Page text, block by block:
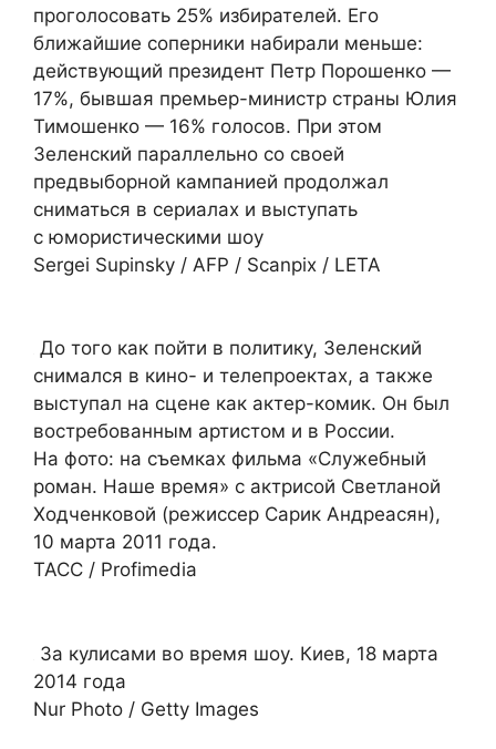
проголосовать 25% избирателей. Его
ближайшие соперники набирали меньше:
действующий президент Петр Порошенко —
17%, бывшая премьер-министр страны Юлия
Тимошенко — 16% голосов. При этом
Зеленский параллельно со своей
предвыборной кампанией продолжал
сниматься в сериалах и выступать
с юмористическими шоу
Sergei Supinsky / AFP / Scanpix / LETA
До того как пойти в политику, Зеленский
снимался в кино- и телепроектах, а также
выступал на сцене как актер-комик. Он был
востребованным артистом и в России.
На фото: на съемках фильма «Служебный
роман. Наше время» с актрисой Светланой
Ходченковой (режиссер Сарик Андреасян),
10 марта 2011 года.
ТАСС / Profimedia
За кулисами во время шоу. Киев, 18 марта
2014 года
Nur Photo / Getty Images